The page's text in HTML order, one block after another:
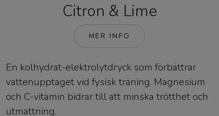
Citron & Lime
MER INFO
En kolhydrat-elektrolytdryck som förbättrar
vattenupptaget vid fysisk träning. Magnesium
och C-vitamin bidrar till att minska trötthet och
utmattning.